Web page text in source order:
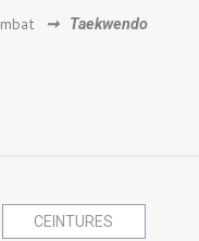
➞ Taekwendo
CEINTURES